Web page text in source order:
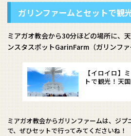
ガリンファームとセットで観
ミアガオ教会から30分ほどの場所に、
ンスタスポットGarinFarm（ガリンフ
【イロイロ】
トで観光！天
ミアガオ教会からガリンファームは、ジ
で、ぜひセットで行ってみてくださいね！